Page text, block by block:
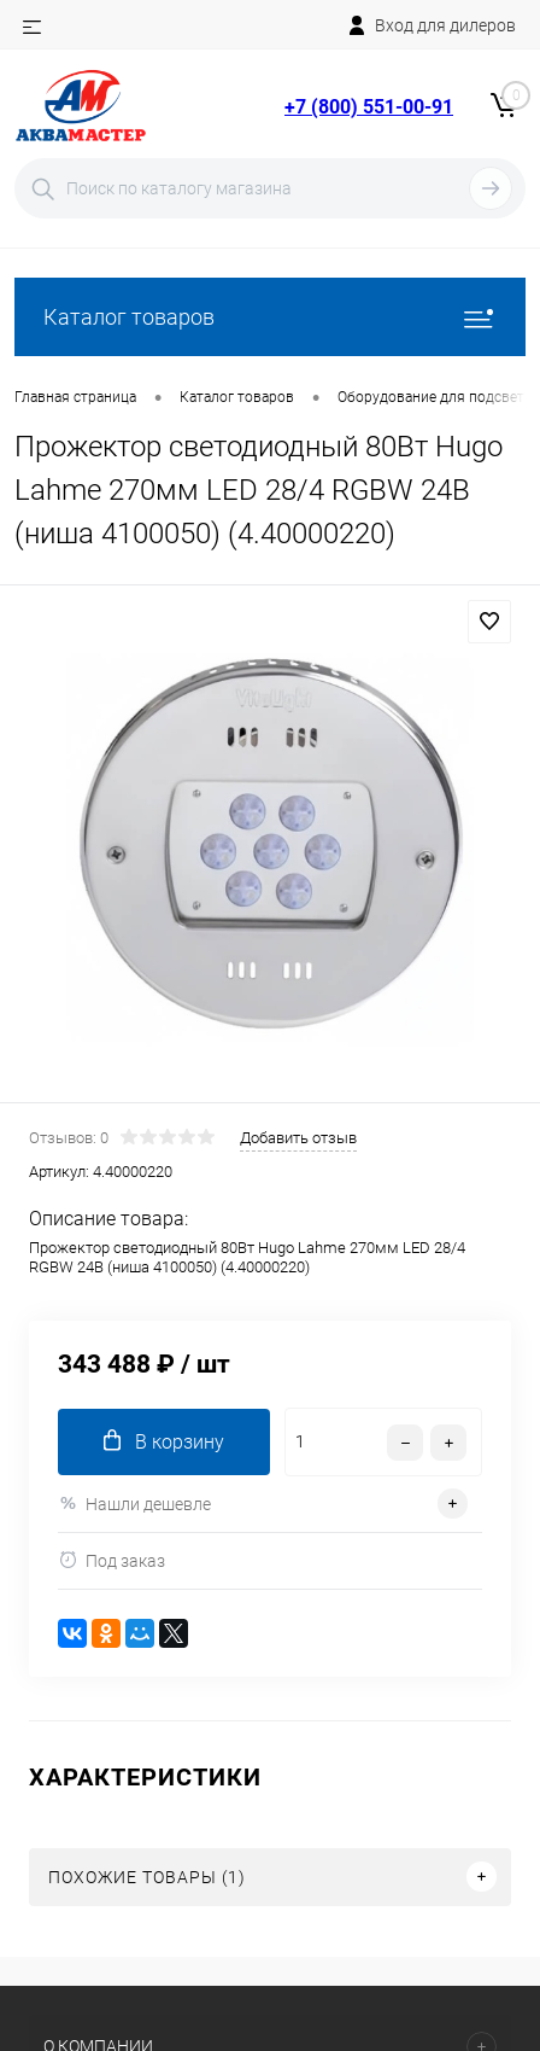
Вход для дилеров
+7 (800) 551-00-91 0
Каталог товаров
Главная страница • Каталог товаров • Оборудование для
Прожектор светодиодный 80Вт Hugo
Lahme 270мм LED 28/4 RGBW 24В
(ниша 4100050) (4.40000220)
Отзывов: 0
Добавить отзыв
Артикул: 4.40000220
Описание товара:
Прожектор светодиодный 80Вт Hugo Lahme 270мм LED 28/4
RGBW 24В (ниша 4100050) (4.40000220)
343 488 ₽ / шт
В корзину
Нашли дешевле
Под заказ
ХАРАКТЕРИСТИКИ
ПОХОЖИЕ ТОВАРЫ (1)
О КОМПАНИИ